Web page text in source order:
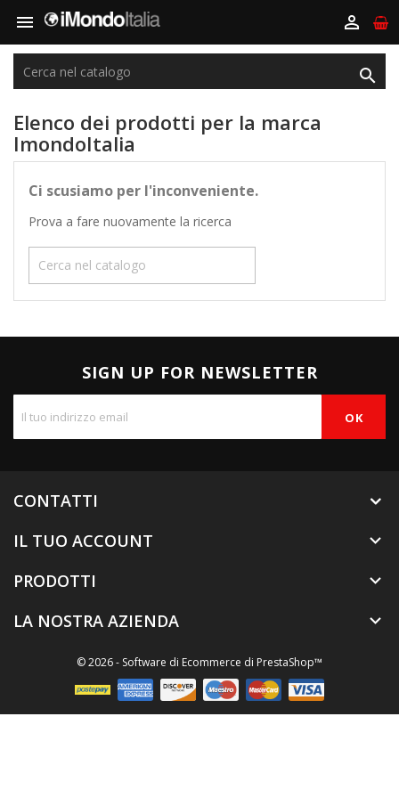
 

Elenco dei prodotti per la marca
ImondoItalia
Ci scusiamo per l'inconveniente.
Prova a fare nuovamente la ricerca
SIGN UP FOR NEWSLETTER
CONTATTI
IL TUO ACCOUNT

PRODOTTI 
LA NOSTRA AZIENDA 
© 2026 - Software di Ecommerce di PrestaShop™